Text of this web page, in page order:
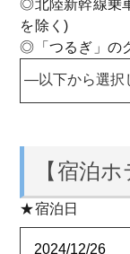
◎北陸新幹線乗
を除く)
◎「つるぎ」の
【宿泊ホ
★宿泊日